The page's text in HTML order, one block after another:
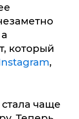
который
,
чаще